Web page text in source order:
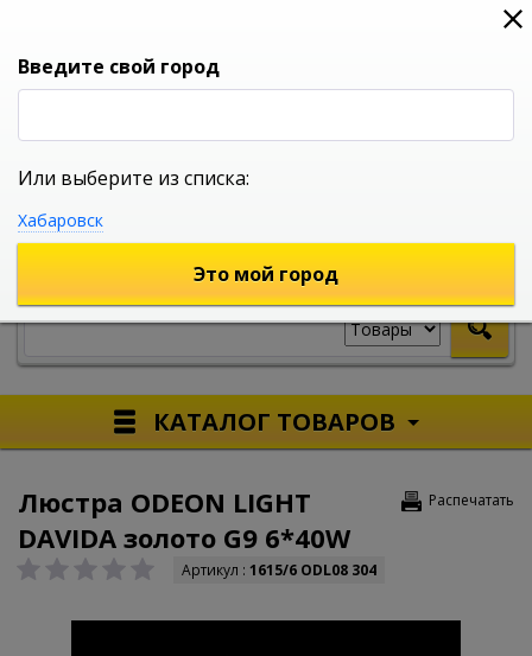
0
УНИВЕРСАЛЬНЫЙ ИНТЕРНЕТ МАГАЗИН
КАТАЛОГ ТОВАРОВ
Распечатать
Люстра ODEON LIGHT
DAVIDA золото G9 6*40W
Артикул : 1615/6 ODL08 304
Введите свой город
Или выберите из списка:
Хабаровск
Это мой город